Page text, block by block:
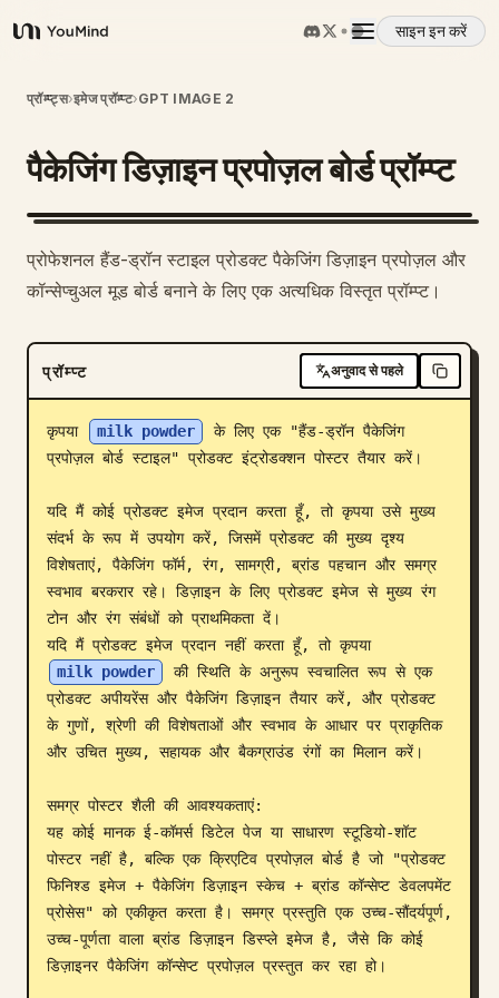
YouMind
साइन इन करें
अवलोकन
उपयोग के मामले
मूल्य निर्धारण
डाउनलोड
ब्लॉग
अपडेट
प्रॉम्प्ट्स›इमेज प्रॉम्प्ट›GPT IMAGE 2
पैकेजिंग डिज़ाइन प्रपोज़ल बोर्ड प्रॉम्प्ट
प्रोफेशनल हैंड-ड्रॉन स्टाइल प्रोडक्ट पैकेजिंग डिज़ाइन प्रपोज़ल और
कॉन्सेप्चुअल मूड बोर्ड बनाने के लिए एक अत्यधिक विस्तृत प्रॉम्प्ट।
प्रॉम्प्ट अनुवाद से पहले
कृपया milk powder
के लिए एक "हैंड-ड्रॉन पैकेजिंग
प्रपोज़ल बोर्ड स्टाइल" प्रोडक्ट इंट्रोडक्शन पोस्टर तैयार करें।
यदि मैं कोई प्रोडक्ट इमेज प्रदान करता हूँ, तो कृपया उसे मुख्य
संदर्भ के रूप में उपयोग करें, जिसमें प्रोडक्ट की मुख्य दृश्य
विशेषताएं, पैकेजिंग फॉर्म, रंग, सामग्री, ब्रांड पहचान और समग्र
स्वभाव बरकरार रहे। डिज़ाइन के लिए प्रोडक्ट इमेज से मुख्य रंग
टोन और रंग संबंधों को प्राथमिकता दें।
यदि मैं प्रोडक्ट इमेज प्रदान नहीं करता हूँ, तो कृपया
milk powder
की स्थिति के अनुरूप स्वचालित रूप से एक
प्रोडक्ट अपीयरेंस और पैकेजिंग डिज़ाइन तैयार करें, और प्रोडक्ट
के गुणों, श्रेणी की विशेषताओं और स्वभाव के आधार पर प्राकृतिक
और उचित मुख्य, सहायक और बैकग्राउंड रंगों का मिलान करें।
समग्र पोस्टर शैली की आवश्यकताएं:
यह कोई मानक ई-कॉमर्स डिटेल पेज या साधारण स्टूडियो-शॉट
पोस्टर नहीं है, बल्कि एक क्रिएटिव प्रपोज़ल बोर्ड है जो "प्रोडक्ट
फिनिश्ड इमेज + पैकेजिंग डिज़ाइन स्केच + ब्रांड कॉन्सेप्ट डेवलपमेंट
प्रोसेस" को एकीकृत करता है। समग्र प्रस्तुति एक उच्च-सौंदर्यपूर्ण,
उच्च-पूर्णता वाला ब्रांड डिज़ाइन डिस्प्ले इमेज है, जैसे कि कोई
डिज़ाइनर पैकेजिंग कॉन्सेप्ट प्रपोज़ल प्रस्तुत कर रहा हो।